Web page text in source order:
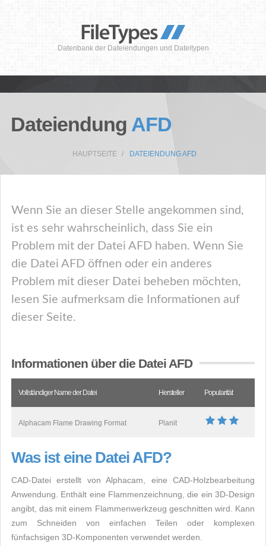
Datenbank der Dateiendungen und Dateitypen
Dateiendung AFD
HAUPTSEITE DATEIENDUNG AFD
Wenn Sie an dieser Stelle angekommen sind,
ist es sehr wahrscheinlich, dass Sie ein
Problem mit der Datei AFD haben. Wenn Sie
die Datei AFD öffnen oder ein anderes
Problem mit dieser Datei beheben möchten,
lesen Sie aufmerksam die Informationen auf
dieser Seite.
Informationen über die Datei AFD
Vollständiger Name der Datei Hersteller Popularität
Alphacam Flame Drawing Format Planit
Was ist eine Datei AFD?
CAD-Datei erstellt von Alphacam, eine CAD-Holzbearbeitung
Anwendung. Enthält eine Flammenzeichnung, die ein 3D-Design
angibt, das mit einem Flammenwerkzeug geschnitten wird. Kann
zum Schneiden von einfachen Teilen oder komplexen
fünfachsigen 3D-Komponenten verwendet werden.